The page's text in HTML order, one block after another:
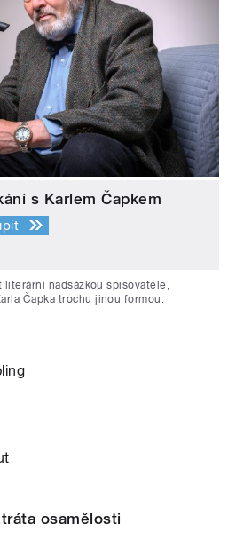
s Karlem Čapkem
nadsázkou spisovatele,
Čapka trochu jinou formou.
osamělosti